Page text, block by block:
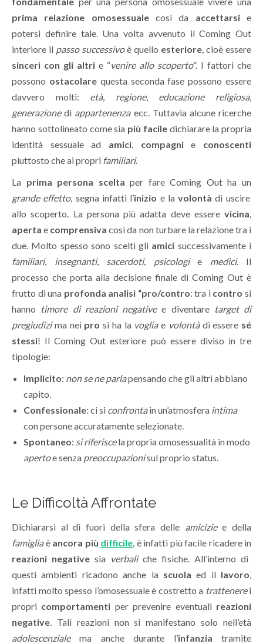
prima relazione omosessualecosì da accettarsie
potersi definire tale. Una volta avvenuto il Coming Out
interiore il passo successivoè quello esteriore, cioè essere
sinceri con gli altri e “venire allo scoperto”. I fattori che
possono ostacolare questa seconda fase possono essere
davvero molti: età, regione, educazione religiosa,
generazionedi appartenenza ecc. Tuttavia alcune ricerche
hanno sottolineato come sia più faciledichiarare la propria
identità sessuale ad amici, compagnie conoscenti
piuttosto che ai propri familiari.
La prima persona scelta per fare Coming Out ha un
grande effetto, segna infatti l’inizio e lavolontàdi uscire
allo scoperto. La persona più adatta deve essere vicina,
apertae comprensivacosì da non turbare la relazione tra i
due. Molto spesso sono scelti gli amici successivamente i
familiari, insegnanti, sacerdoti, psicologi e medici. Il
processo che porta alla decisione finale di Coming Out è
frutto di una profonda analisi “pro/contro: tra i controsi
hanno timore di reazioni negativee diventaretarget di
pregiudizima nei pro si ha la voglia e volontà di essere sé
stessi! Il Coming Out esteriore può essere diviso in tre
tipologie:
Implicito: non se ne parlapensando che gli altri abbiano
capito.
Confessionale: ci si confrontain un’atmosfera intima
con persone accuratamente selezionate.
Spontaneo: si riferiscela propria omosessualità in modo
apertoe senza preoccupazionisul proprio status.
Le Difficoltà Affrontate
Dichiararsi al di fuori della sfera delle amiciziee della
famigliaè ancora più difficile, è infatti più facile ricadere in
reazioni negative sia verbali che fisiche. All’interno di
questi ambienti ricadono anche la scuolaed il lavoro,
infatti molto spesso l’omosessuale è costretto a trattenerei
propri comportamenti per prevenire eventuali reazioni
negative. Tali reazioni non si manifestano solo nell’età
adolescenzialema anche durante l’infanzia tramite